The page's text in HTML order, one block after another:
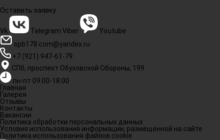
Оставить заявку
Vk Telegram Viber
Youtube
spb178.com@yandex.ru
+7 (921) 947-61-79
СПб, проспект Обуховской Обороны, 199
пн-пт 09:00-18:00
Главная
Галерея
Отзывы
Контакты
Вакансии
Политика обработки персональных данных
Условия использования информации, размещенной на сайте
Политика использования файлов cookie